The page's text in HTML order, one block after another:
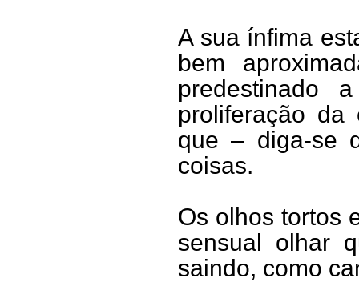
A sua ínfima
bem
predestinado
proliferação da
que – diga-se
coisas.
Os olhos tortos
sensual olhar
saindo, como